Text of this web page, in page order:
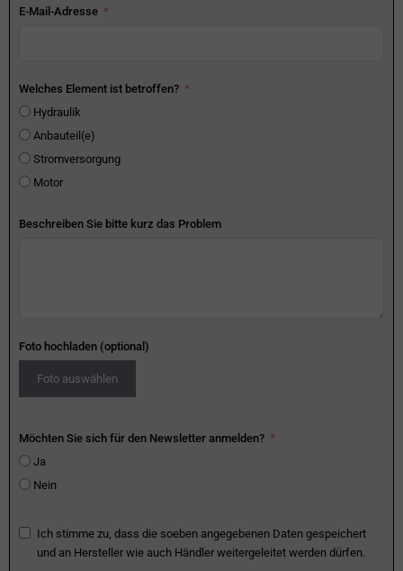
E-Mail-Adresse
Welches Element ist betroffen?
Hydraulik
Anbauteil(e)
Stromversorgung
Motor
Beschreiben Sie bitte kurz das Problem
Foto hochladen (optional)
Foto auswählen
Möchten Sie sich für den Newsletter anmelden?
Ja
Nein
Ich stimme zu, dass die soeben angegebenen Daten gespeichert
und an Hersteller wie auch Händler weitergeleitet werden dürfen.